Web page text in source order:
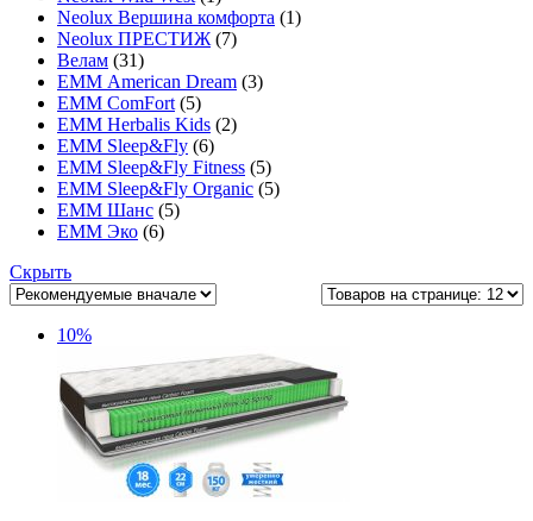
Neolux Вершина комфорта (1)
Neolux ПРЕСТИЖ (7)
Велам (31)
ЕММ American Dream (3)
ЕММ ComFort (5)
ЕММ Herbalis Kids (2)
ЕММ Sleep&Fly (6)
ЕММ Sleep&Fly Fitness (5)
ЕММ Sleep&Fly Organic (5)
ЕММ Шанс (5)
ЕММ Эко (6)
Скрыть
10%